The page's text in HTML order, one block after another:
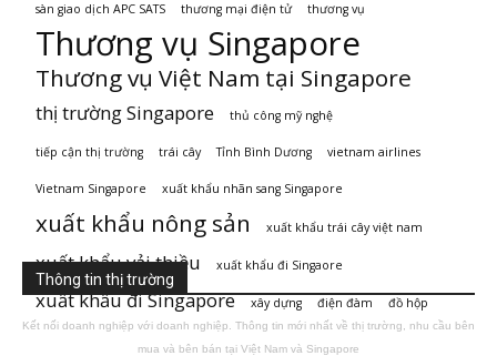
sàn giao dịch APC SATS thương mại điện tử thương vụ
Thương vụ Singapore
Thương vụ Việt Nam tại Singapore
thị trường Singapore thủ công mỹ nghệ
tiếp cận thị trường trái cây Tỉnh Bình Dương vietnam airlines
Vietnam Singapore xuất khẩu nhãn sang Singapore
xuất khẩu nông sản xuất khẩu trái cây việt nam
xuất khẩu vải thiều xuất khẩu đi Singaore
xuất khẩu đi Singapore xây dựng điện đàm đồ hộp
Thông tin thị trường
Kết nối doanh nghiệp với doanh nghiệp. Thông tin mới nhất về thị trường, nhu cầu bên
mua và bên bán tại Việt Nam và Singapore